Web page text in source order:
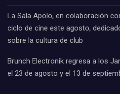
La Sala Apolo, en colaboración
ciclo de cine este agosto,
sobre la cultura de club
Brunch Electronik regresa a los
el 23 de agosto y el 13 de